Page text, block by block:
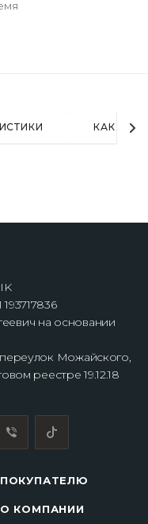
КАК
на основании
Можайского,
реестре 19.12.18
ПОКУПАТЕЛЮ
О КОМПАНИИ